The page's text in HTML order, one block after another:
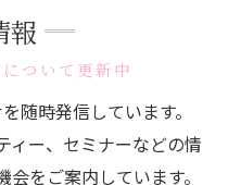
ついて更新中
報
随時発信しています。
ィー、セミナーなどの情
をご案内しています。